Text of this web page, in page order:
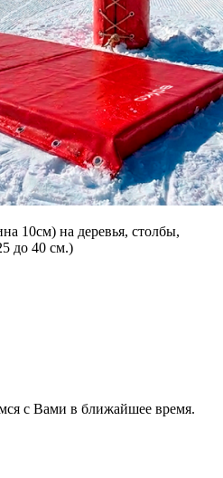
10см) на деревья, столбы,
до 40 см.)
с Вами в ближайшее время.